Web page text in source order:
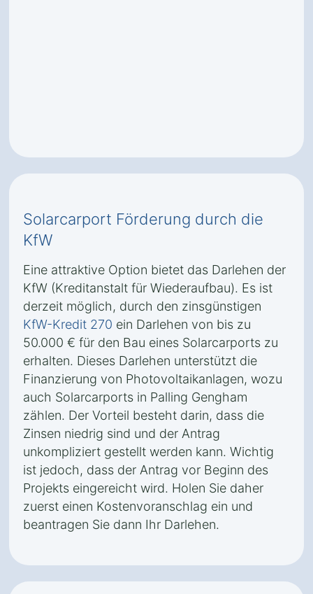
Solarcarport Förderung durch die
KfW
Eine attraktive Option bietet das Darlehen der
KfW (Kreditanstalt für Wiederaufbau). Es ist
derzeit möglich, durch den zinsgünstigen
KfW-Kredit 270 ein Darlehen von bis zu
50.000 € für den Bau eines Solarcarports zu
erhalten. Dieses Darlehen unterstützt die
Finanzierung von Photovoltaikanlagen, wozu
auch Solarcarports in Palling Gengham
zählen. Der Vorteil besteht darin, dass die
Zinsen niedrig sind und der Antrag
unkompliziert gestellt werden kann. Wichtig
ist jedoch, dass der Antrag vor Beginn des
Projekts eingereicht wird. Holen Sie daher
zuerst einen Kostenvoranschlag ein und
beantragen Sie dann Ihr Darlehen.